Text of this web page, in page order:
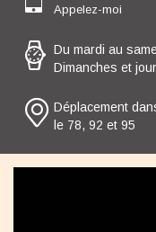
Appelez-moi
Du mardi au
Dimanches et
Déplacement
le 78, 92 et 95